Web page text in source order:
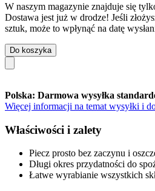
W naszym magazynie znajduje się
Dostawa jest już w drodze! Jeśli
sztuk, może to wpłynąć na datę
Do koszyka
Polska: Darmowa wysyłka
Więcej informacji na temat wysyłki i
Właściwości i zalety
Piecz prosto bez zaczynu i
Długi okres przydatności do
Łatwe wyrabianie wszystkich